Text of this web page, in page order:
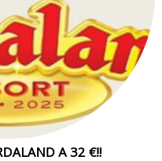
A 32 €!!